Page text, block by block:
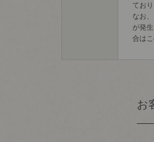
ており
なお
が発
合は